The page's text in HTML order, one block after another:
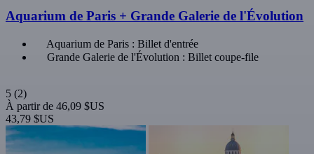
Aquarium de Paris + Grande Galerie de l'Évolution
Aquarium de Paris : Billet d'entrée
Grande Galerie de l'Évolution : Billet coupe-file
5 (2)
À partir de 46,09 $US
43,79 $US